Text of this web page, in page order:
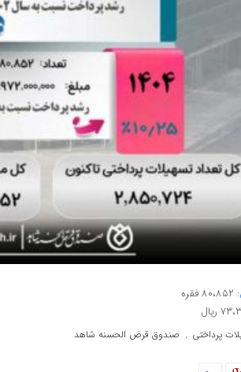
: ۸۰،۸۵۲ فقره
پرداختی , صندوق قرض الحسنه شاهد